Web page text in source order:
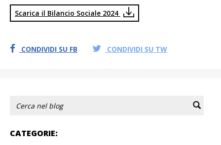
Scarica il Bilancio Sociale 2024
CONDIVIDI SU FB CONDIVIDI SU TW
CATEGORIE: